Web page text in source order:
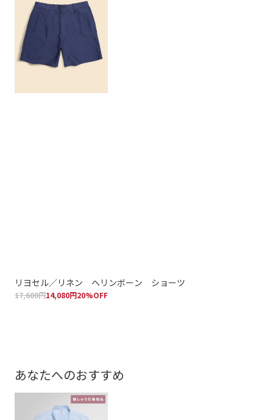
リヨセル／リネン ヘリンボーン ショーツ
17,600円14,080円20%OFF
あなたへのおすすめ